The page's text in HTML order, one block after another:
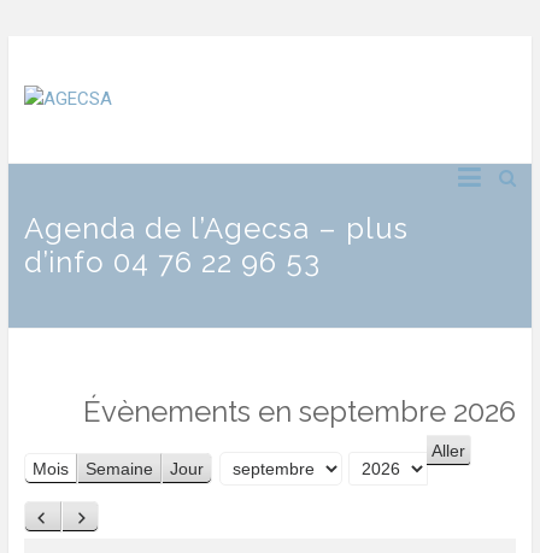
Agenda de l’Agecsa – plus
d’info 04 76 22 96 53
Évènements en septembre 2026
Mois Semaine Jour
Mois
Année
Précédent
Suivant